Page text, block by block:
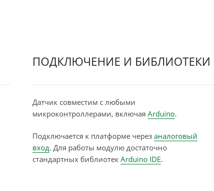
ПОДКЛЮЧЕНИЕ И БИБЛИОТЕКИ
Датчик совместим с любыми
микроконтроллерами, включая Arduino.
Подключается к платформе через аналоговый
вход. Для работы модулю достаточно
стандартных библиотек Arduino IDE.